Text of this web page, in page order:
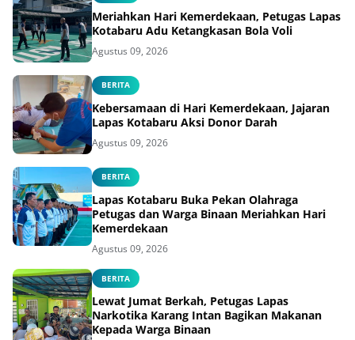
Meriahkan Hari Kemerdekaan, Petugas Lapas
Kotabaru Adu Ketangkasan Bola Voli
Agustus 09, 2026
BERITA
Kebersamaan di Hari Kemerdekaan, Jajaran
Lapas Kotabaru Aksi Donor Darah
Agustus 09, 2026
BERITA
Lapas Kotabaru Buka Pekan Olahraga
Petugas dan Warga Binaan Meriahkan Hari
Kemerdekaan
Agustus 09, 2026
BERITA
Lewat Jumat Berkah, Petugas Lapas
Narkotika Karang Intan Bagikan Makanan
Kepada Warga Binaan